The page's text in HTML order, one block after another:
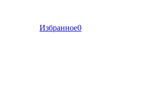
Избранное0